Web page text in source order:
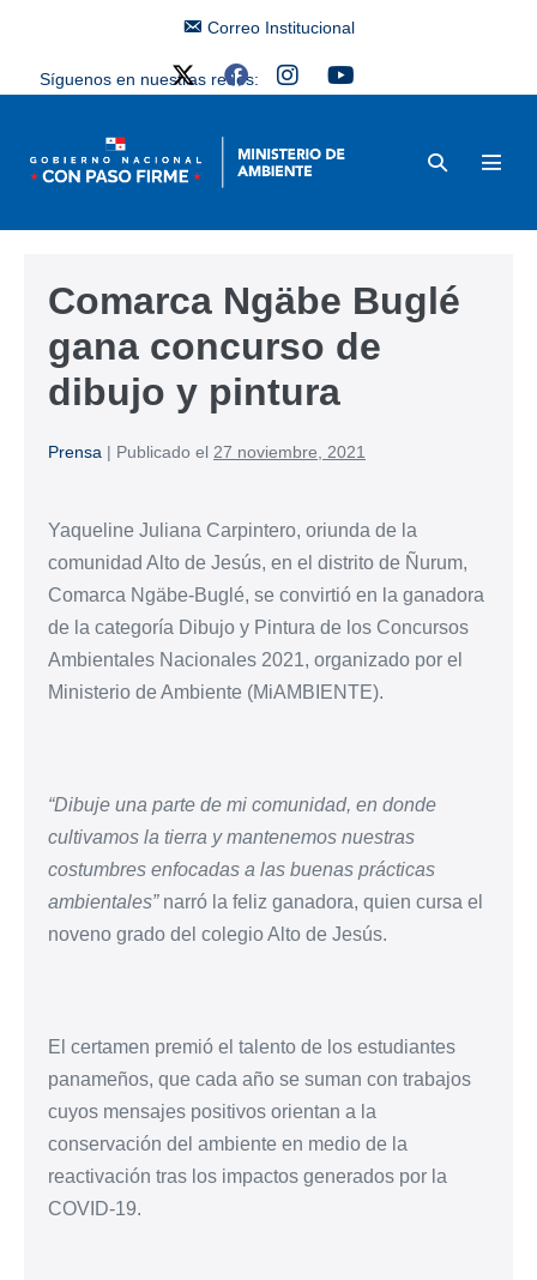
Correo Institucional
Síguenos en nuestras redes:
Comarca Ngäbe Buglé
gana concurso de
dibujo y pintura
Prensa | Publicado el 27 noviembre, 2021
Yaqueline Juliana Carpintero, oriunda de la
comunidad Alto de Jesús, en el distrito de Ñurum,
Comarca Ngäbe-Buglé, se convirtió en la ganadora
de la categoría Dibujo y Pintura de los Concursos
Ambientales Nacionales 2021, organizado por el
Ministerio de Ambiente (MiAMBIENTE).
“Dibuje una parte de mi comunidad, en donde
cultivamos la tierra y mantenemos nuestras
costumbres enfocadas a las buenas prácticas
ambientales”narró la feliz ganadora, quien cursa el
noveno grado del colegio Alto de Jesús.
El certamen premió el talento de los estudiantes
panameños, que cada año se suman con trabajos
cuyos mensajes positivos orientan a la
conservación del ambiente en medio de la
reactivación tras los impactos generados por la
COVID-19.